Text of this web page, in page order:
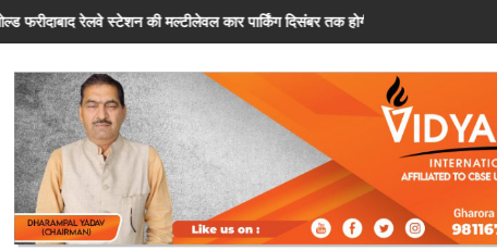
पार्किंग दिसंबर तक होगी शुरू फरीदाबाद: पैसों के विवाद ने लिया खतरनाक मोड़, चचेरे